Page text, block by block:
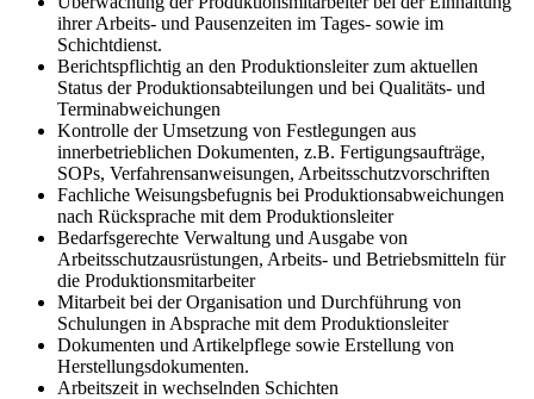
ihrer Arbeits- und Pausenzeiten im Tages- sowie im
Schichtdienst.
Berichtspflichtig an den Produktionsleiter zum aktuellen
Status der Produktionsabteilungen und bei Qualitäts- und
Terminabweichungen
Kontrolle der Umsetzung von Festlegungen aus
innerbetrieblichen Dokumenten, z.B. Fertigungsaufträge,
SOPs, Verfahrensanweisungen, Arbeitsschutzvorschriften
Fachliche Weisungsbefugnis bei Produktionsabweichungen
nach Rücksprache mit dem Produktionsleiter
Bedarfsgerechte Verwaltung und Ausgabe von
Arbeitsschutzausrüstungen, Arbeits- und Betriebsmitteln für
die Produktionsmitarbeiter
Mitarbeit bei der Organisation und Durchführung von
Schulungen in Absprache mit dem Produktionsleiter
Dokumenten und Artikelpflege sowie Erstellung von
Herstellungsdokumenten.
Arbeitszeit in wechselnden Schichten